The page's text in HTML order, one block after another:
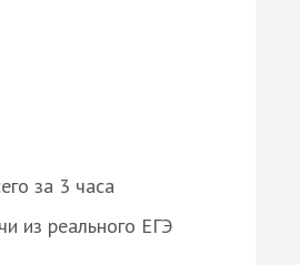
за 3 часа
из реального ЕГЭ